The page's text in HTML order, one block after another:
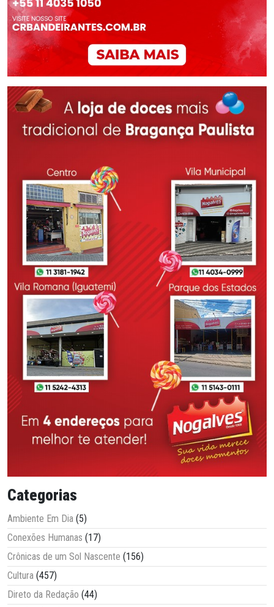
Categorias
Ambiente Em Dia (5)
Conexões Humanas (17)
Crônicas de um Sol Nascente (156)
Cultura (457)
Direto da Redação (44)